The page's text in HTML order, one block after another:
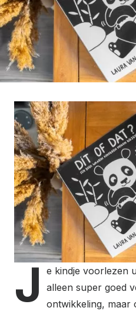
J e kindje voorlezen
alleen super goed
ontwikkeling, maar